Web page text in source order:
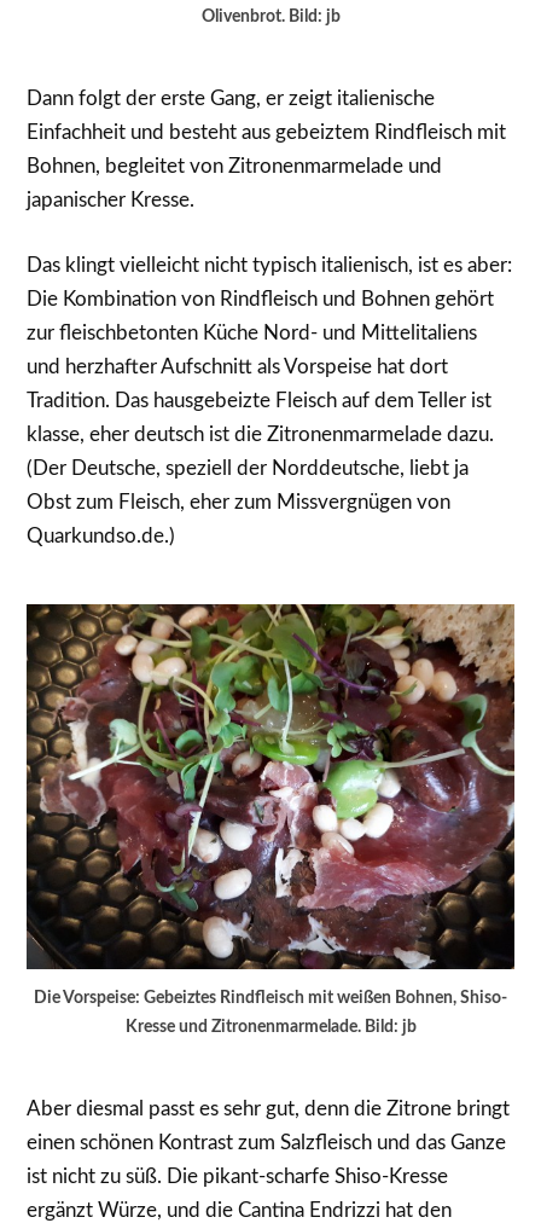
Olivenbrot. Bild: jb
Dann folgt der erste Gang, er zeigt italienische
Einfachheit und besteht aus gebeiztem Rindfleisch mit
Bohnen, begleitet von Zitronenmarmelade und
japanischer Kresse.
Das klingt vielleicht nicht typisch italienisch, ist es aber:
Die Kombination von Rindfleisch und Bohnen gehört
zur fleischbetonten Küche Nord- und Mittelitaliens
und herzhafter Aufschnitt als Vorspeise hat dort
Tradition. Das hausgebeizte Fleisch auf dem Teller ist
klasse, eher deutsch ist die Zitronenmarmelade dazu.
(Der Deutsche, speziell der Norddeutsche, liebt ja
Obst zum Fleisch, eher zum Missvergnügen von
Quarkundso.de.)
Die Vorspeise: Gebeiztes Rindfleisch mit weißen Bohnen, Shiso-
Kresse und Zitronenmarmelade. Bild: jb
Aber diesmal passt es sehr gut, denn die Zitrone bringt
einen schönen Kontrast zum Salzfleisch und das Ganze
ist nicht zu süß. Die pikant-scharfe Shiso-Kresse
ergänzt Würze, und die Cantina Endrizzi hat den